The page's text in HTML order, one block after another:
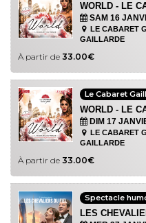
WORLD - LE
SAM 16
LE CABARET
GAILLARDE
À partir de 33.00€
Le Cabaret
WORLD - LE
DIM 17
LE CABARET
GAILLARDE
À partir de 33.00€
Spectacle
LES